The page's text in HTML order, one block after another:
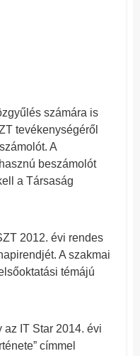
számára is
tevékenységéről
A
beszámolót
a Társaság
2012. évi rendes
A szakmai
témájú
IT Star 2014. évi
címmel